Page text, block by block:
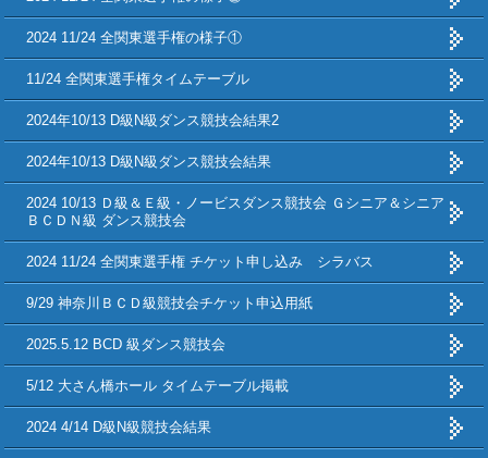
2024 11/24 全関東選手権の様子①
11/24 全関東選手権タイムテーブル
2024年10/13 D級N級ダンス競技会結果2
2024年10/13 D級N級ダンス競技会結果
2024 10/13 Ｄ級＆Ｅ級・ノービスダンス競技会 Ｇシニア＆シニア
ＢＣＤＮ級 ダンス競技会
2024 11/24 全関東選手権 チケット申し込み シラバス
9/29 神奈川ＢＣＤ級競技会チケット申込用紙
2025.5.12 BCD 級ダンス競技会
5/12 大さん橋ホール タイムテーブル掲載
2024 4/14 D級N級競技会結果